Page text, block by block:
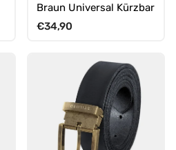
Braun Universal Kürzbar
Normaler Preis
€34,90